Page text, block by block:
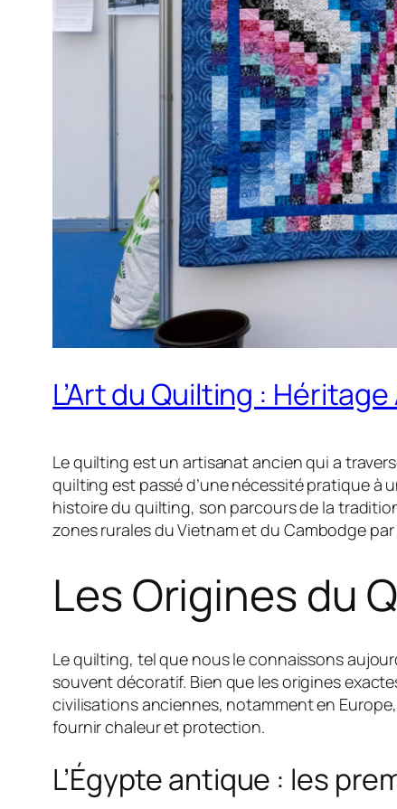
L’Art du Quilting :
Le quilting est un artisanat ancien qui a
quilting est passé d’une nécessité pratique à
histoire du quilting, son parcours de la
zones rurales du Vietnam et du Cambodge
Les Origines du
Le quilting, tel que nous le connaissons
souvent décoratif. Bien que les origines
civilisations anciennes, notamment en
fournir chaleur et protection.
L’Égypte antique : les